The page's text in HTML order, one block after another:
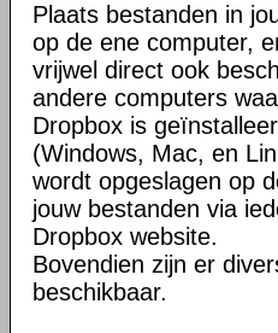
Plaats bestanden in
op de ene computer,
vrijwel direct ook
andere computers
Dropbox is
(Windows, Mac, en
wordt opgeslagen op
jouw bestanden via
Dropbox website.
Bovendien zijn er
beschikbaar.